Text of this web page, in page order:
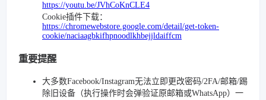
https://youtu.be/JVhCoKnCLE4
Cookie插件下载：
https://chromewebstore.google.com/detail/get-token-
cookie/naciaagbkifhpnoodlkhbejjldaiffcm
重要提醒
大多数Facebook/Instagram无法立即更改密码/2FA/邮箱/踢
除旧设备（执行操作时会弹验证原邮箱或WhatsApp）一